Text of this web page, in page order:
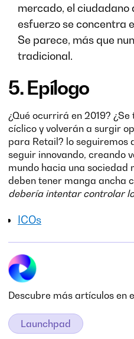
mercado, el ciudadano
esfuerzo se concentra
Se parece, más que
tradicional.
5. Epílogo
¿Qué ocurrirá en 2019?
cíclico y volverán a surgir
para Retail? lo seguiremos
seguir innovando, creando
mundo hacia una sociedad
deben tener manga ancha
debería intentar controlar
ICOs
Descubre más artículos en
Launchpad